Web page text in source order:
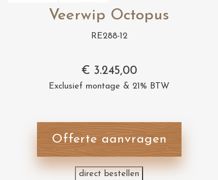
Veerwip Octopus
RE288-12
€ 3.245,00
Exclusief montage & 21% BTW
Offerte aanvragen
direct bestellen